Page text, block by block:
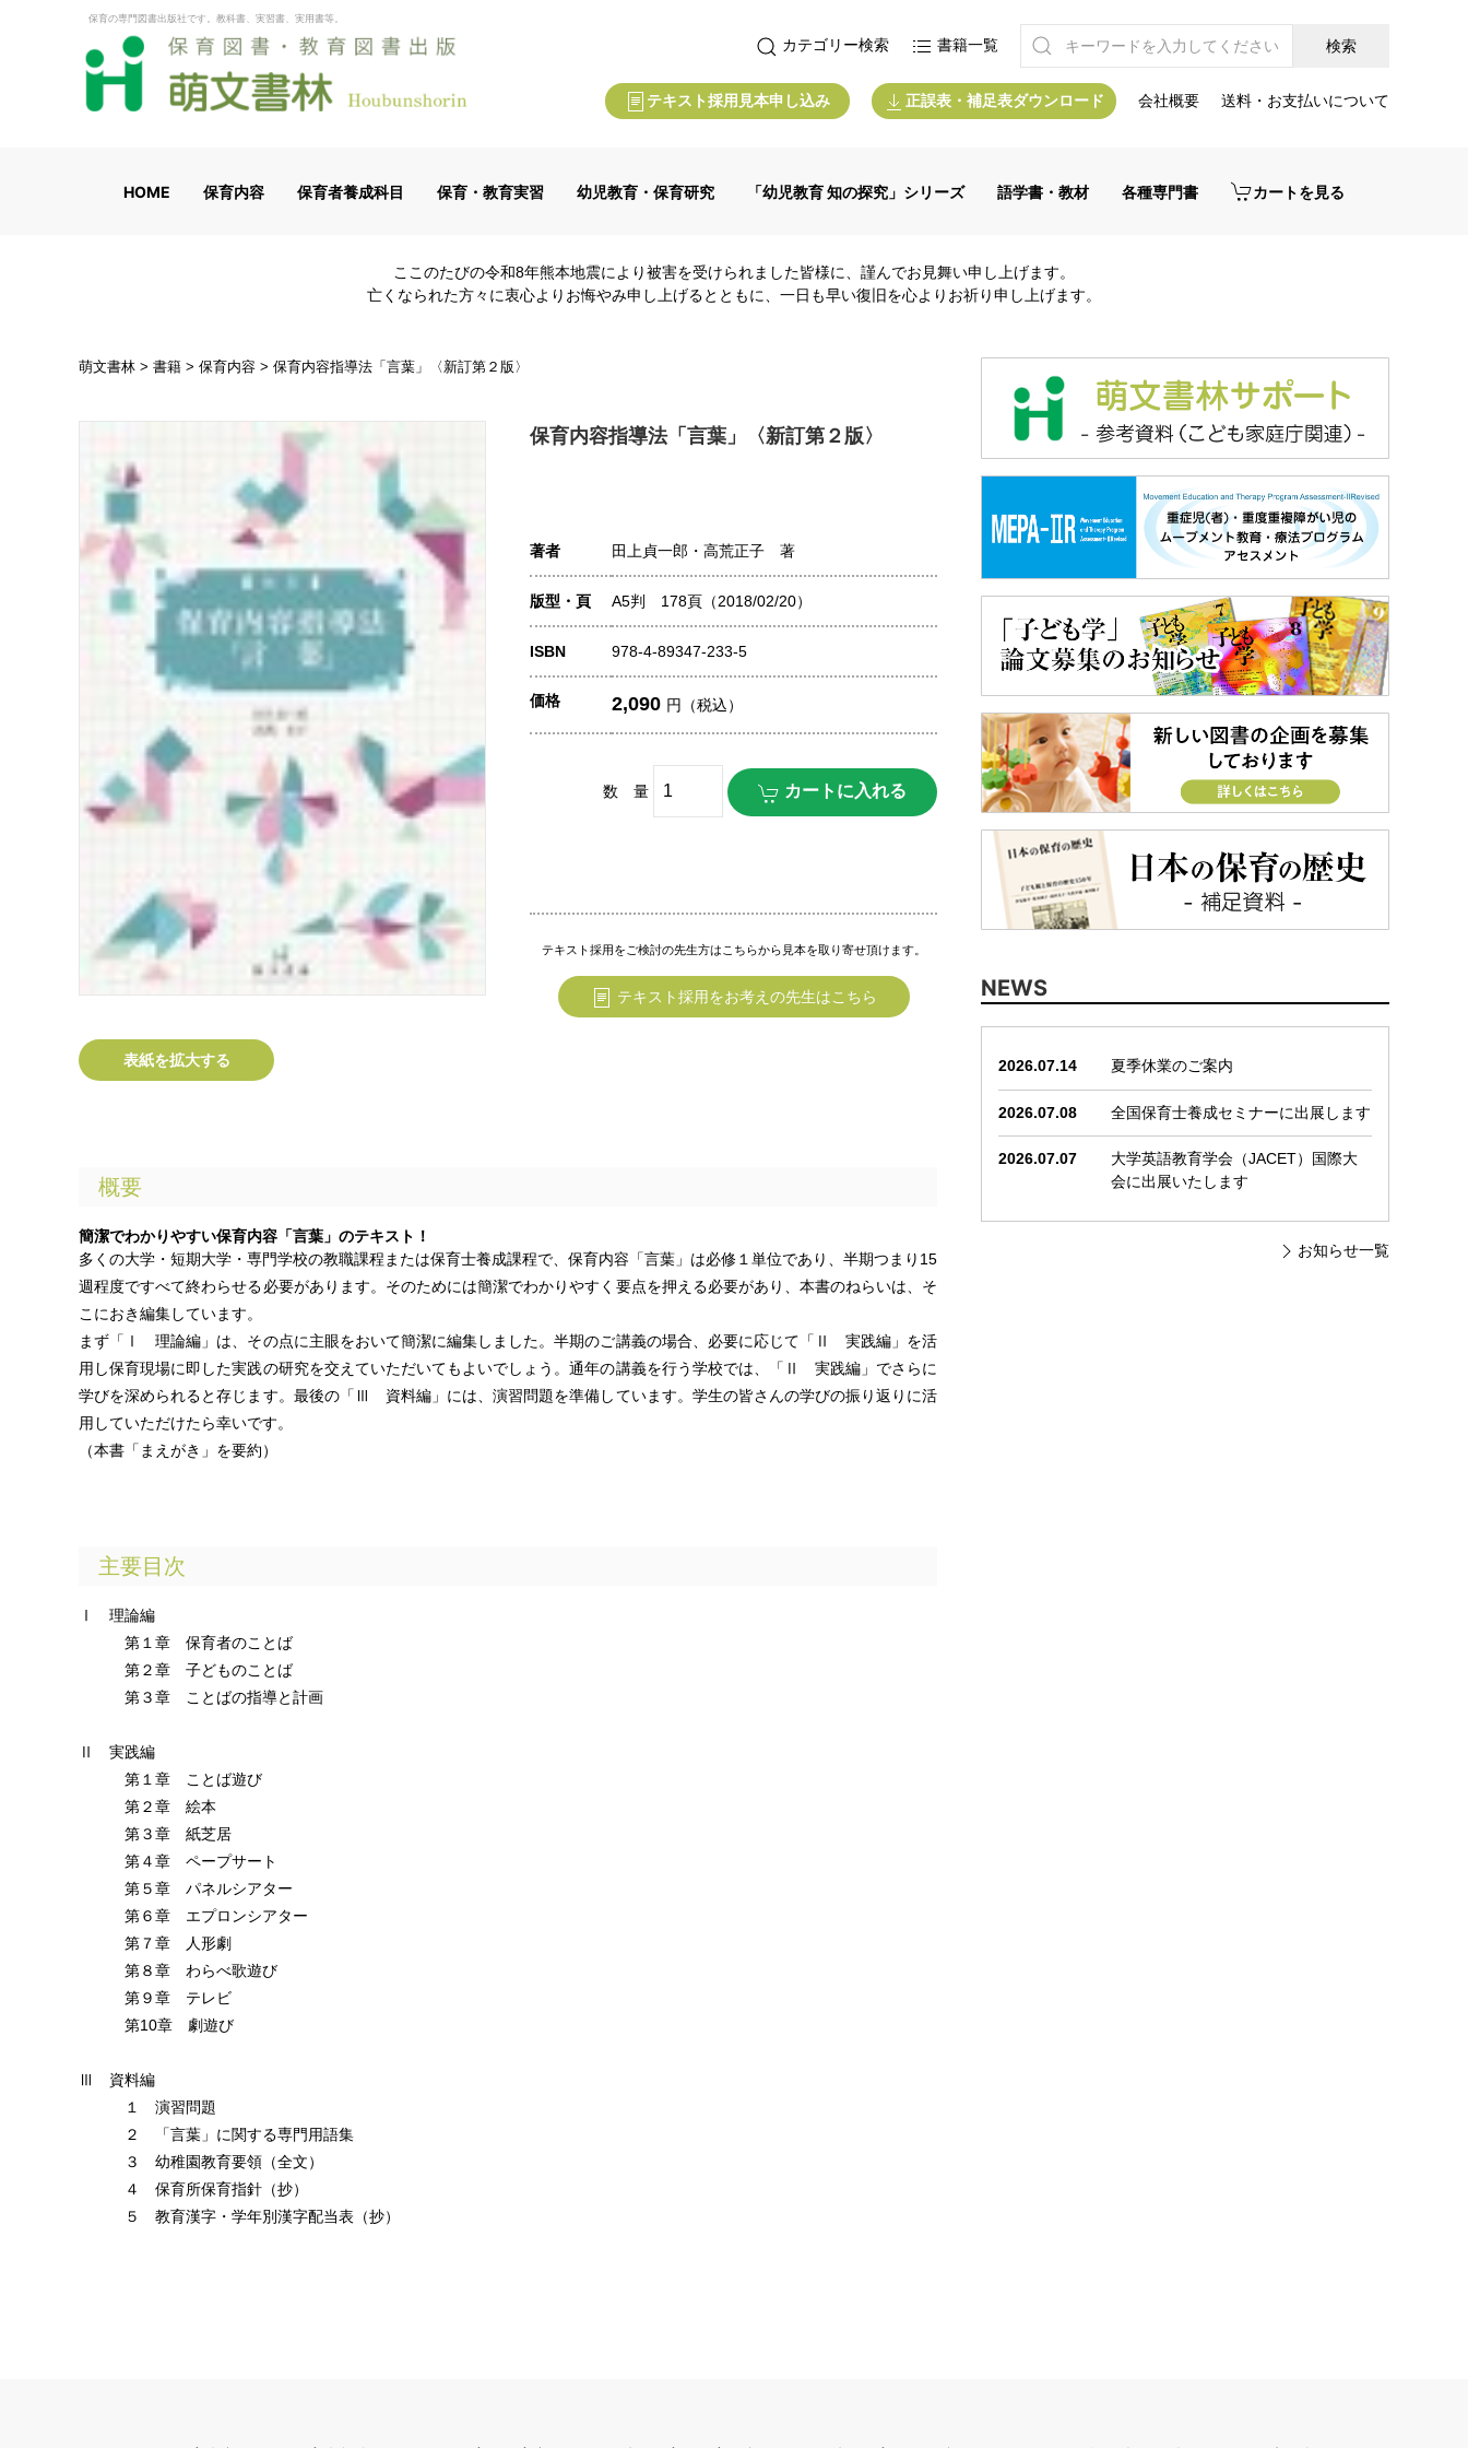
保育の専門図書出版社です。教科書、実習書、実用書等。
カテゴリー検索 書籍一覧
テキスト採用見本申し込み 正誤表・補足表ダウンロード 会社概要 送料・お支払いについて
HOME 保育内容 保育者養成科目 保育・教育実習 幼児教育・保育研究 「幼児教育 知の探究」シリーズ 語学書・教材 各種専門書 カートを見る
ここのたびの令和8年熊本地震により被害を受けられました皆様に、謹んでお見舞い申し上げます。
亡くなられた方々に衷心よりお悔やみ申し上げるとともに、一日も早い復旧を心よりお祈り申し上げます。
萌文書林 > 書籍 > 保育内容 > 保育内容指導法「言葉」〈新訂第２版〉
表紙を拡大する
保育内容指導法「言葉」〈新訂第２版〉
著者 田上貞一郎・高荒正子 著
版型・頁 A5判 178頁（2018/02/20）
ISBN 978-4-89347-233-5
価格 2,090 円（税込）
数 量
テキスト採用をご検討の先生方はこちらから見本を取り寄せ頂けます。
テキスト採用をお考えの先生はこちら
概要
簡潔でわかりやすい保育内容「言葉」のテキスト！
多くの大学・短期大学・専門学校の教職課程または保育士養成課程で、保育内容「言葉」は必修１単位であり、半期つまり15
週程度ですべて終わらせる必要があります。そのためには簡潔でわかりやすく要点を押える必要があり、本書のねらいは、そ
こにおき編集しています。
まず「Ⅰ 理論編」は、その点に主眼をおいて簡潔に編集しました。半期のご講義の場合、必要に応じて「Ⅱ 実践編」を活
用し保育現場に即した実践の研究を交えていただいてもよいでしょう。通年の講義を行う学校では、「Ⅱ 実践編」でさらに
学びを深められると存じます。最後の「Ⅲ 資料編」には、演習問題を準備しています。学生の皆さんの学びの振り返りに活
用していただけたら幸いです。
（本書「まえがき」を要約）
主要目次
Ⅰ 理論編
第１章 保育者のことば
第２章 子どものことば
第３章 ことばの指導と計画
Ⅱ 実践編
第１章 ことば遊び
第２章 絵本
第３章 紙芝居
第４章 ペープサート
第５章 パネルシアター
第６章 エプロンシアター
第７章 人形劇
第８章 わらべ歌遊び
第９章 テレビ
第10章 劇遊び
Ⅲ 資料編
１ 演習問題
２ 「言葉」に関する専門用語集
３ 幼稚園教育要領（全文）
４ 保育所保育指針（抄）
５ 教育漢字・学年別漢字配当表（抄）
NEWS
2026.07.14 夏季休業のご案内
2026.07.08 全国保育士養成セミナーに出展します
2026.07.07
大学英語教育学会（JACET）国際大
会に出展いたします
お知らせ一覧